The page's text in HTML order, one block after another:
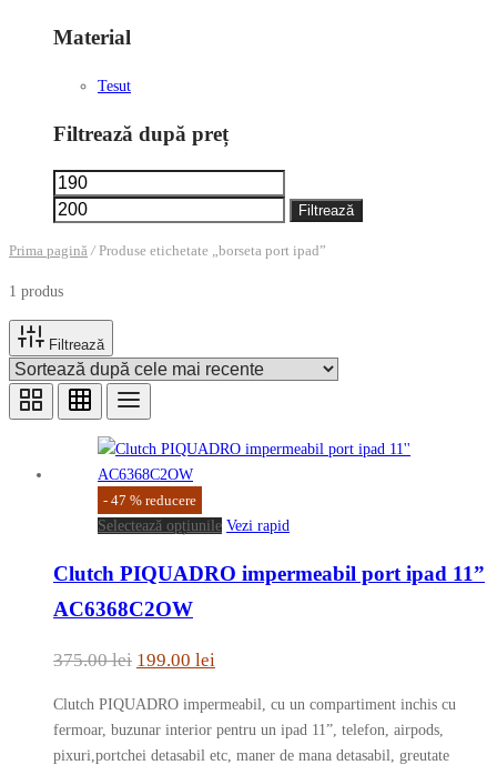
Material
Tesut
Filtrează după preț
Preț
minim
maxim
Filtrează
Prima pagină /Produse etichetate „borseta port ipad”
1 produs
Filtrează
- 47 % reducere
Selectează opțiunile Acest
are
pot
fi
alese
Vezi rapid
Clutch PIQUADRO impermeabil port ipad 11”
AC6368C2OW
375.00lei Prețul
fost:
199.00 lei
este:
199.00 lei.
Clutch PIQUADRO impermeabil, cu un compartiment inchis cu
fermoar, buzunar interior pentru un ipad 11”, telefon, airpods,
pixuri,portchei detasabil etc, maner de mana detasabil, greutate